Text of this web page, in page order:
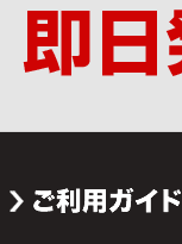
ジャンル別カテゴリ